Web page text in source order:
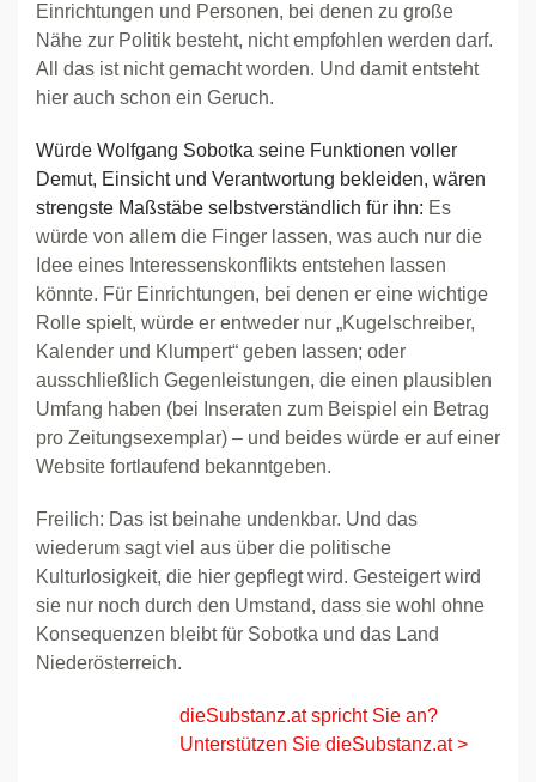
Einrichtungen und Personen, bei denen zu große
Nähe zur Politik besteht, nicht empfohlen werden darf.
All das ist nicht gemacht worden. Und damit entsteht
hier auch schon ein Geruch.
Würde Wolfgang Sobotka seine Funktionen voller
Demut, Einsicht und Verantwortung bekleiden, wären
strengste Maßstäbe selbstverständlich für ihn: Es
würde von allem die Finger lassen, was auch nur die
Idee eines Interessenskonflikts entstehen lassen
könnte. Für Einrichtungen, bei denen er eine wichtige
Rolle spielt, würde er entweder nur „Kugelschreiber,
Kalender und Klumpert“ geben lassen; oder
ausschließlich Gegenleistungen, die einen plausiblen
Umfang haben (bei Inseraten zum Beispiel ein Betrag
pro Zeitungsexemplar) – und beides würde er auf einer
Website fortlaufend bekanntgeben.
Freilich: Das ist beinahe undenkbar. Und das
wiederum sagt viel aus über die politische
Kulturlosigkeit, die hier gepflegt wird. Gesteigert wird
sie nur noch durch den Umstand, dass sie wohl ohne
Konsequenzen bleibt für Sobotka und das Land
Niederösterreich.
dieSubstanz.at spricht Sie an?
Unterstützen Sie dieSubstanz.at >